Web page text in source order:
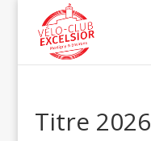
Titre 2026